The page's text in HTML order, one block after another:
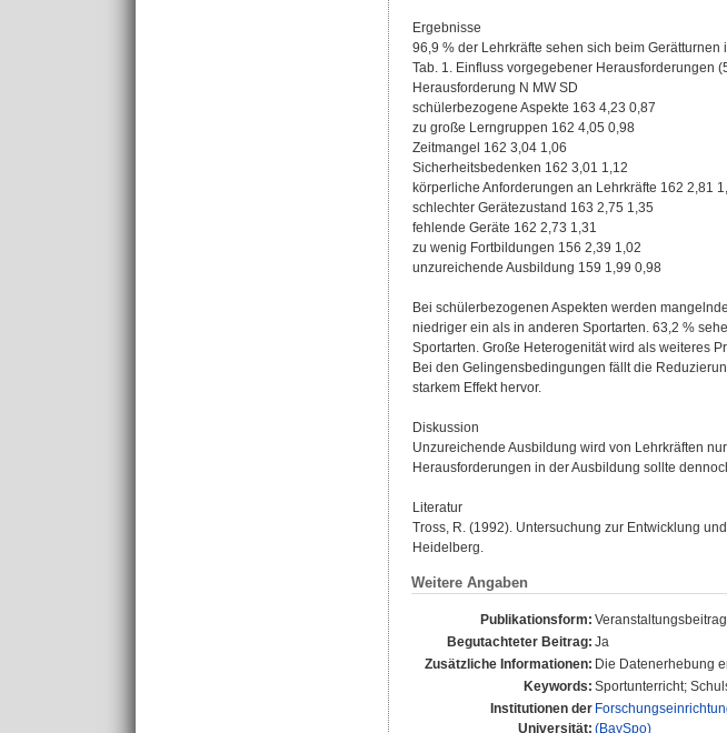
Ergebnisse
96,9 % der Lehrkräfte sehen sich beim
Tab. 1. Einfluss vorgegebener Herausforderungen
Herausforderung N MW SD
schülerbezogene Aspekte 163 4,23 0,87
zu große Lerngruppen 162 4,05 0,98
Zeitmangel 162 3,04 1,06
Sicherheitsbedenken 162 3,01 1,12
körperliche Anforderungen an Lehrkräfte 162 2,81
schlechter Gerätezustand 163 2,75 1,35
fehlende Geräte 162 2,73 1,31
zu wenig Fortbildungen 156 2,39 1,02
unzureichende Ausbildung 159 1,99 0,98
Bei schülerbezogenen Aspekten werden
niedriger ein als in anderen Sportarten. 63,2 %
Sportarten. Große Heterogenität wird als weiteres
Bei den Gelingensbedingungen fällt die
starkem Effekt hervor.
Diskussion
Unzureichende Ausbildung wird von Lehrkräften
Herausforderungen in der Ausbildung sollte
Literatur
Tross, R. (1992). Untersuchung zur Entwicklung
Heidelberg.
Weitere Angaben
Publikationsform:
Begutachteter Beitrag: Ja
Zusätzliche Informationen: Die Datenerhebung
Keywords: Sportunterricht;
Institutionen der
Universität: (BaySpo)